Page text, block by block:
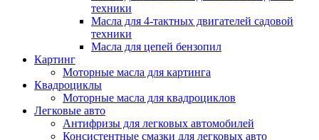
техники
Масла для 4-тактных двигателей садовой
техники
Масла для цепей бензопил
Картинг
Моторные масла для картинга
Квадроциклы
Моторные масла для квадроциклов
Легковые авто
Антифризы для легковых автомобилей
Консистентные смазки для легковых авто